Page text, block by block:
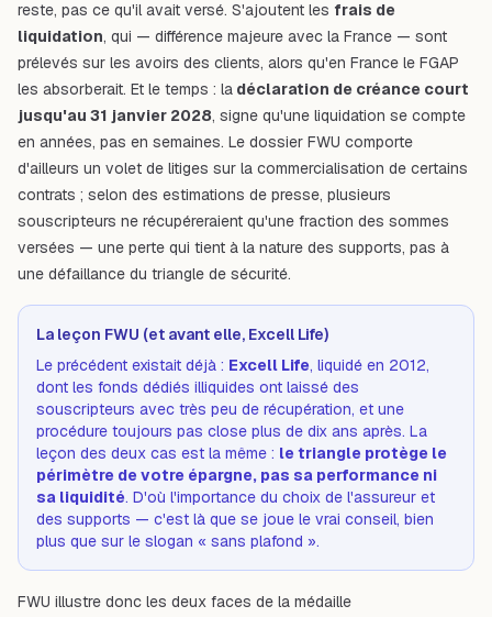
reste, pas ce qu'il avait versé. S'ajoutent les frais de
liquidation, qui — différence majeure avec la France — sont
prélevés sur les avoirs des clients, alors qu'en France le FGAP
les absorberait. Et le temps : la déclaration de créance court
jusqu'au 31 janvier 2028, signe qu'une liquidation se compte
en années, pas en semaines. Le dossier FWU comporte
d'ailleurs un volet de litiges sur la commercialisation de certains
contrats ; selon des estimations de presse, plusieurs
souscripteurs ne récupéreraient qu'une fraction des sommes
versées — une perte qui tient à la nature des supports, pas à
une défaillance du triangle de sécurité.
La leçon FWU (et avant elle, Excell Life)
Le précédent existait déjà : Excell Life, liquidé en 2012,
dont les fonds dédiés illiquides ont laissé des
souscripteurs avec très peu de récupération, et une
procédure toujours pas close plus de dix ans après. La
leçon des deux cas est la même : le triangle protège le
périmètre de votre épargne, pas sa performance ni
sa liquidité. D'où l'importance du choix de l'assureur et
des supports — c'est là que se joue le vrai conseil, bien
plus que sur le slogan « sans plafond ».
FWU illustre donc les deux faces de la médaille